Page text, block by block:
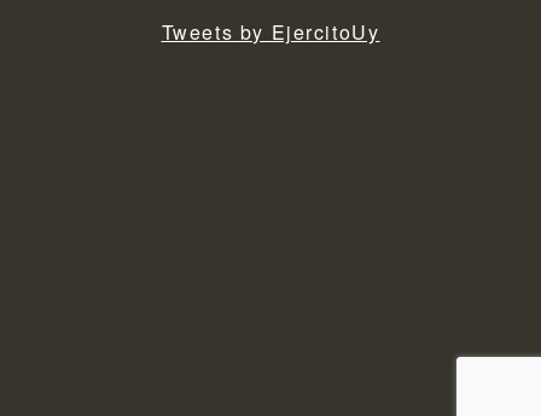
Tweets by EjercitoUy